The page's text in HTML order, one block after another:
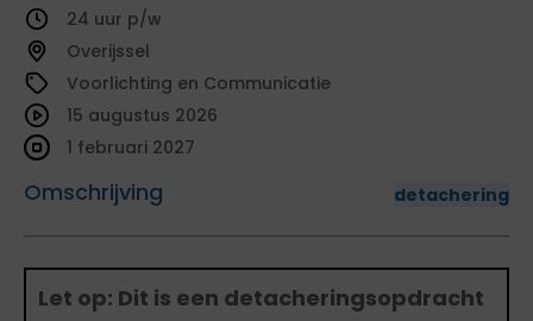
24
Overijssel
Voorlichting en Communicatie
Omschrijving detachering
15 augustus 2026
1 februari 2027
Let op: Dit is een detacheringsopdracht